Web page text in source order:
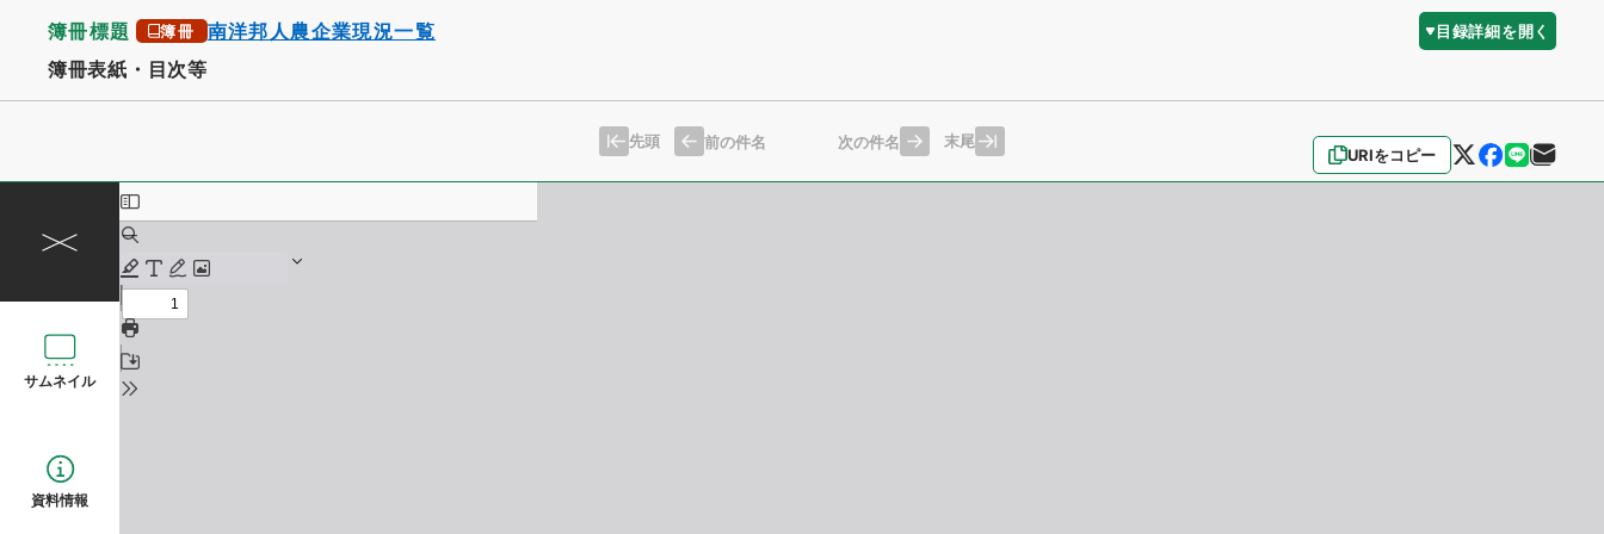
簿冊標題 簿冊 南洋邦人農企業現況一覧 目録詳細を開く
簿冊表紙・目次等
URIをコピー
先頭 前の件名 次の件名 末尾
サムネイル
資料情報